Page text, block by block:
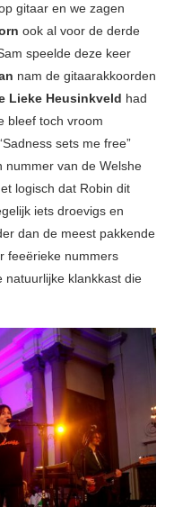
gitaar en we zagen
ook al voor de derde
speelde deze keer
nam de gitaarakkoorden
Lieke Heusinkveld had
bleef toch vroom
sets me free”
nummer van de Welshe
logisch dat Robin dit
iets droevigs en
dan de meest pakkende
feeërieke nummers
natuurlijke klankkast die